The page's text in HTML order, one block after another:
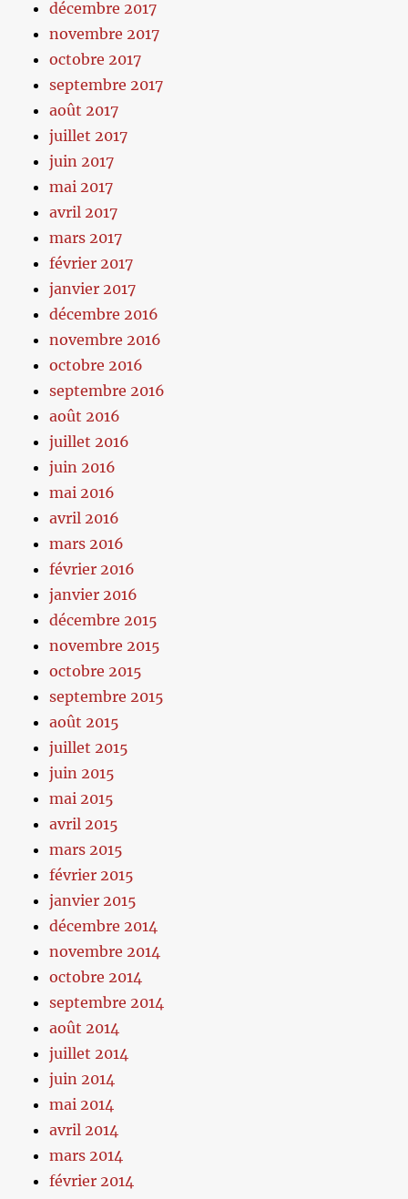
décembre 2017
novembre 2017
octobre 2017
septembre 2017
août 2017
juillet 2017
juin 2017
mai 2017
avril 2017
mars 2017
février 2017
janvier 2017
décembre 2016
novembre 2016
octobre 2016
septembre 2016
août 2016
juillet 2016
juin 2016
mai 2016
avril 2016
mars 2016
février 2016
janvier 2016
décembre 2015
novembre 2015
octobre 2015
septembre 2015
août 2015
juillet 2015
juin 2015
mai 2015
avril 2015
mars 2015
février 2015
janvier 2015
décembre 2014
novembre 2014
octobre 2014
septembre 2014
août 2014
juillet 2014
juin 2014
mai 2014
avril 2014
mars 2014
février 2014